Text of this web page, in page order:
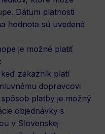
Dátum platnosti
hodnota sú uvedené
je možné platiť
zákazník platí
dopravcovi
platby je možný
objednávky s
v Slovenskej